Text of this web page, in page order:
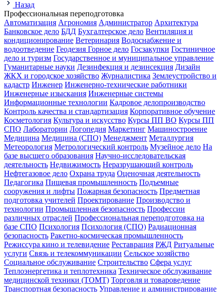
Назад
Профессиональная переподготовка
Автоматизация Агрономия Администратор Архитектура
Банковское дело БДД Бухгалтерское дело Вентиляция и
кондиционирование Ветеринария Водоснабжение и
водоотведение Геодезия Горное дело Госзакупки Гостиничное
дело и туризм Государственное и муниципальное управление
Гуманитарные науки Дезинфекция и дезинсекция Дизайн
ЖКХ и городское хозяйство Журналистика Землеустройство и
кадастр Инженер Инженерно-технические работники
Инженерные изыскания Инженерные системы
Информационные технологии Кадровое делопроизводство
Контроль качества и стандартизация Корпоративное обучение
Косметология Культура и искусство Курсы ПП ВО Курсы ПП
СПО Лаборатории Логопедия Маркетинг Машиностроение
Медицина Медицина (СПО) Менеджмент Металлургия
Метеорология Метрологический контроль Музейное дело На
базе высшего образования Научно-исследовательская
деятельность Недвижимость Неразрушающий контроль
Нефтегазовое дело Охрана труда Оценочная деятельность
Педагогика Пищевая промышленность Подъемные
сооружения и лифты Пожарная безопасность Предметная
подготовка учителей Проектирование Производство и
технологии Промышленная безопасность Профессии
различных отраслей Профессиональная переподготовка на
базе СПО Психология Психология (СПО) Радиационная
безопасность Ракетно-космическая промышленность
Режиссура кино и телевидение Реставрация РЖД Ритуальные
услуги Связь и телекоммуникации Сельское хозяйство
Социальное обслуживание Строительство Сфера услуг
Теплоэнергетика и теплотехника Техническое обслуживание
медицинской техники (ТОМТ) Торговля и товароведение
Транспортная безопасность Управление и администрирование